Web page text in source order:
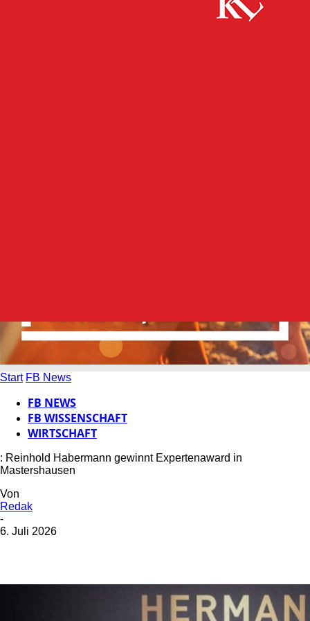
Start FB News
FB NEWS
FB WISSENSCHAFT
WIRTSCHAFT
: Reinhold Habermann gewinnt Expertenaward in
Mastershausen
Von
Redak
-
6. Juli 2026